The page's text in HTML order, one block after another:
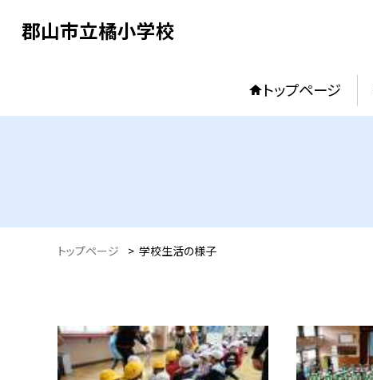
郡山市立橘小学校
トップページ
トップページ > 学校生活の様子